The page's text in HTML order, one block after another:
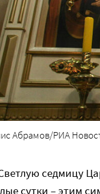
Абрамов/РИА
седмицу
сутки – этим